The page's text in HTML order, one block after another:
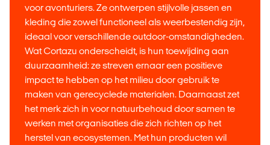
voor avonturiers. Ze ontwerpen stijlvolle jassen en
kleding die zowel functioneel als weerbestendig zijn,
ideaal voor verschillende outdoor-omstandigheden.
Wat Cortazu onderscheidt, is hun toewijding aan
duurzaamheid: ze streven ernaar een positieve
impact te hebben op het milieu door gebruik te
maken van gerecyclede materialen. Daarnaast zet
het merk zich in voor natuurbehoud door samen te
werken met organisaties die zich richten op het
herstel van ecosystemen. Met hun producten wil